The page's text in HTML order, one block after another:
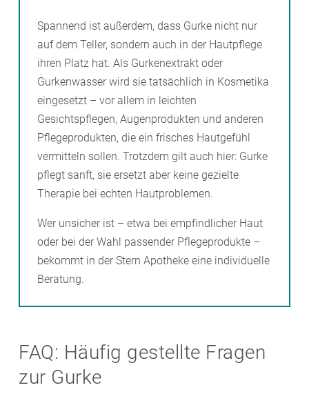
Spannend ist außerdem, dass Gurke nicht nur
auf dem Teller, sondern auch in der Hautpflege
ihren Platz hat. Als Gurkenextrakt oder
Gurkenwasser wird sie tatsächlich in Kosmetika
eingesetzt – vor allem in leichten
Gesichtspflegen, Augenprodukten und anderen
Pflegeprodukten, die ein frisches Hautgefühl
vermitteln sollen. Trotzdem gilt auch hier: Gurke
pflegt sanft, sie ersetzt aber keine gezielte
Therapie bei echten Hautproblemen.
Wer unsicher ist – etwa bei empfindlicher Haut
oder bei der Wahl passender Pflegeprodukte –
bekommt in der Stern Apotheke eine individuelle
Beratung.
FAQ: Häufig gestellte Fragen
zur Gurke